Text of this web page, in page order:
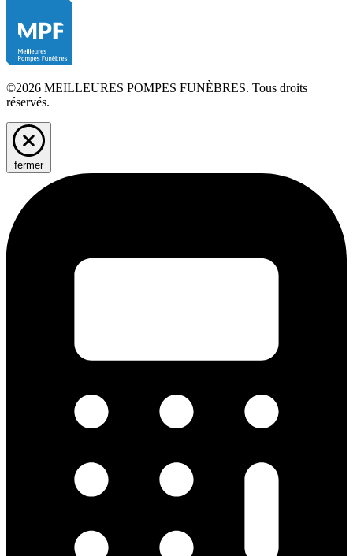
©2026 MEILLEURES POMPES FUNÈBRES. Tous droits
réservés.
fermer